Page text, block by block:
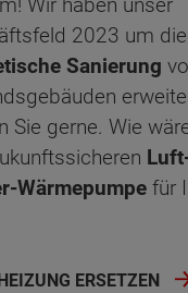
Wir haben unser
2023 um die
Sanierung
Sie gerne. Wie
Wärmepumpe für
ERSETZEN